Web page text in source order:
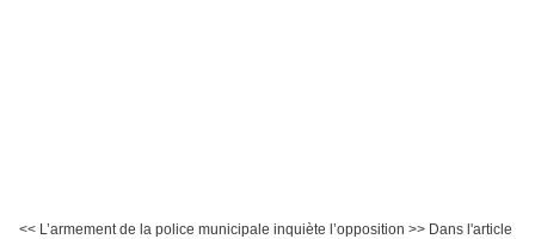
<< L’armement de la police municipale inquiète l’opposition >> Dans l'article